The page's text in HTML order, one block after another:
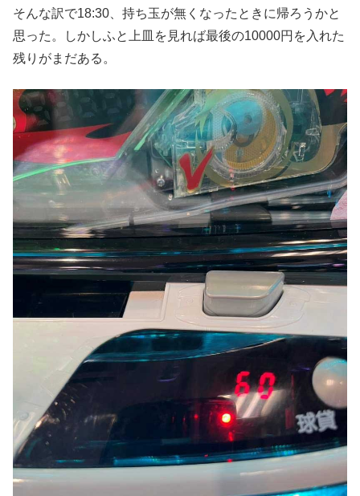
そんな訳で18:30、持ち玉が無くなったときに帰ろうかと
思った。しかしふと上皿を見れば最後の10000円を入れた
残りがまだある。